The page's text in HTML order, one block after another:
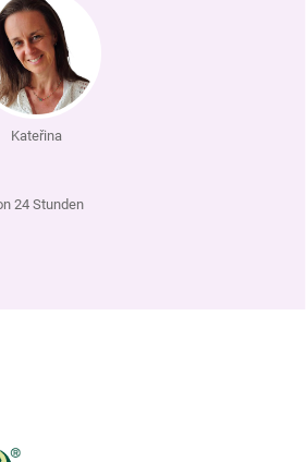
Kateřina
24 Stunden